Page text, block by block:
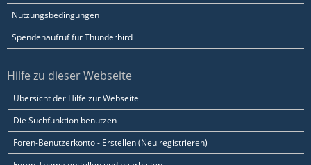
Nutzungsbedingungen
Spendenaufruf für Thunderbird
Hilfe zu dieser Webseite
Übersicht der Hilfe zur Webseite
Die Suchfunktion benutzen
Foren-Benutzerkonto - Erstellen (Neu registrieren)